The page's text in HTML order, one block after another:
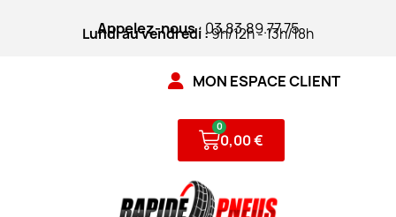
Appelez-nous: 03.83.89.77.75
Lundi au vendredi :9h/12h - 13h/18h
MON ESPACE CLIENT
0,00 €